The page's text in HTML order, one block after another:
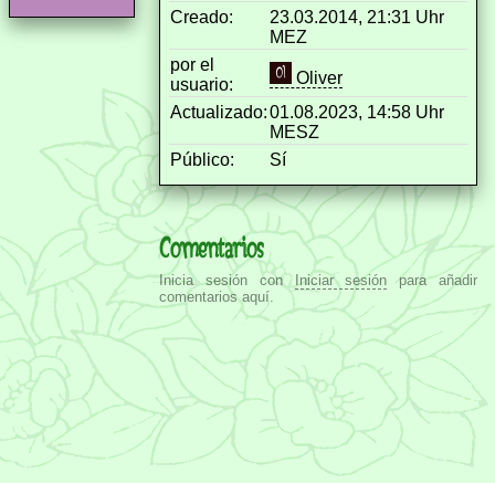
Creado:
23.03.2014, 21:31 Uhr
MEZ
por el
usuario:
Oliver
Actualizado:01.08.2023, 14:58 Uhr
MESZ
Público:
Sí
Comentarios
Inicia sesión con Iniciar sesión para añadir
comentarios aquí.